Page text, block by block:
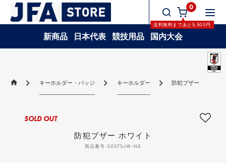
0
送料無料まであと 5,500円
新商品 日本代表 競技用品 国内大会
キーホルダー・バッジ キーホルダー 防犯ブザー ホワイト
防犯ブザー ホワイト
商品番号 GE075JW-NS
SOLD OUT